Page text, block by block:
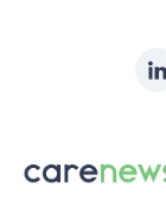
sur:
Le